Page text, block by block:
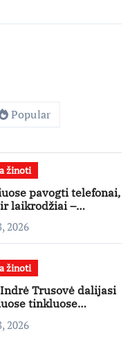
Popular
žinoti
pavogti telefonai,
laikrodžiai –
primena apie
finansines rizikas
2026
žinoti
Trusovė dalijasi
tinkluose
lašišos salotų
2026